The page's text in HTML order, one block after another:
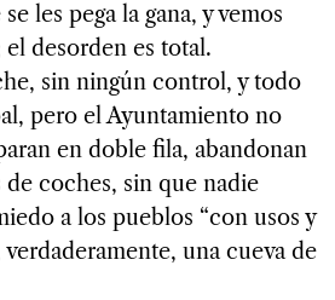
les pega la gana, y vemos
desorden es total.
sin ningún control, y todo
pero el Ayuntamiento no
en doble fila, abandonan
coches, sin que nadie
a los pueblos “con usos y
una cueva de